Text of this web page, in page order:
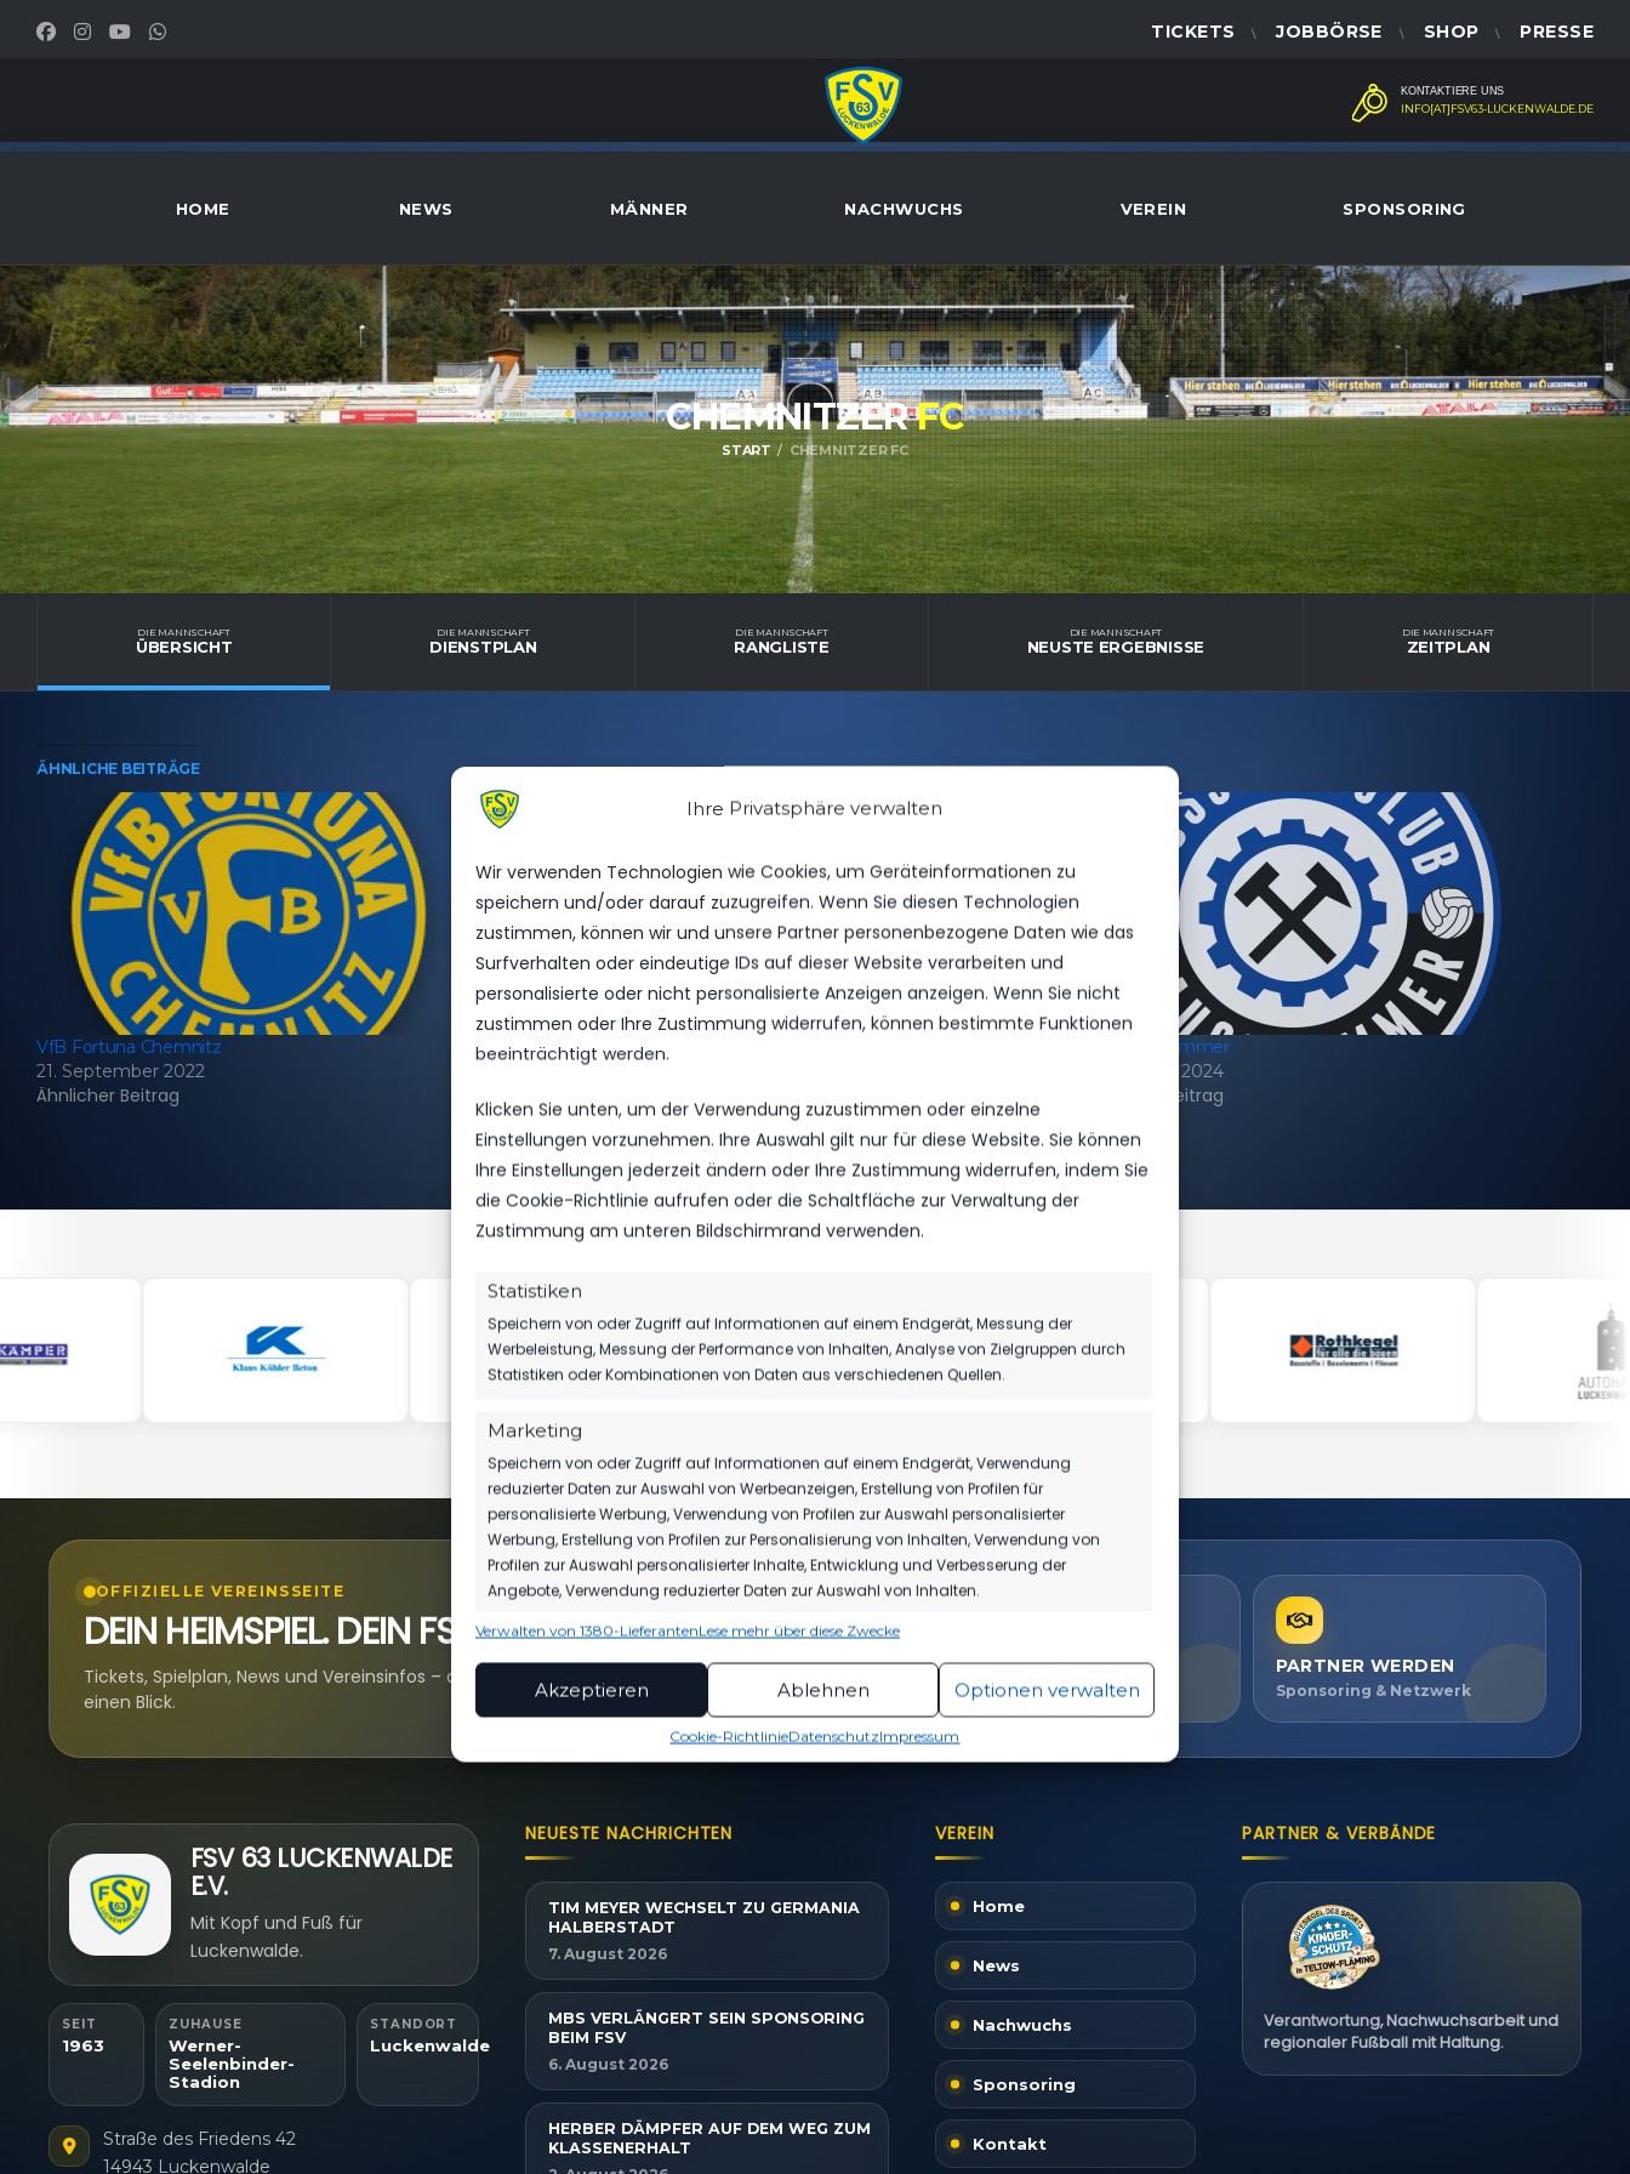
Ihre Privatsphäre verwalten
Wir verwenden Technologien wie Cookies, um Geräteinformationen zu
speichern und/oder darauf zuzugreifen. Wenn Sie diesen Technologien
zustimmen, können wir und unsere Partner personenbezogene Daten wie das
Surfverhalten oder eindeutige IDs auf dieser Website verarbeiten und
personalisierte oder nicht personalisierte Anzeigen anzeigen. Wenn Sie nicht
zustimmen oder Ihre Zustimmung widerrufen, können bestimmte Funktionen
beeinträchtigt werden.
Klicken Sie unten, um der Verwendung zuzustimmen oder einzelne
Einstellungen vorzunehmen. Ihre Auswahl gilt nur für diese Website. Sie können
Ihre Einstellungen jederzeit ändern oder Ihre Zustimmung widerrufen, indem Sie
die Cookie-Richtlinie aufrufen oder die Schaltfläche zur Verwaltung der
Zustimmung am unteren Bildschirmrand verwenden.
Statistiken
Speichern von oder Zugriff auf Informationen auf einem Endgerät, Messung der
Werbeleistung, Messung der Performance von Inhalten, Analyse von Zielgruppen durch
Statistiken oder Kombinationen von Daten aus verschiedenen Quellen.
Marketing
Speichern von oder Zugriff auf Informationen auf einem Endgerät, Verwendung
reduzierter Daten zur Auswahl von Werbeanzeigen, Erstellung von Profilen für
personalisierte Werbung, Verwendung von Profilen zur Auswahl personalisierter
Werbung, Erstellung von Profilen zur Personalisierung von Inhalten, Verwendung von
Profilen zur Auswahl personalisierter Inhalte, Entwicklung und Verbesserung der
Angebote, Verwendung reduzierter Daten zur Auswahl von Inhalten.
Funktionen
Abgleichung und Kombination von Daten aus unterschiedlichen Quellen,
Verknüpfung verschiedener Endgeräte, Identifikation von Endgeräten
anhand automatisch übermittelter Informationen.
Ihre Entscheidungen zum Datenschutz speichern und
übermitteln.
Verwalten von 1380-LieferantenLese mehr über diese Zwecke
Akzeptieren Ablehnen Optionen verwalten
Cookie-RichtlinieDatenschutzImpressum
TICKETS JOBBÖRSE SHOP PRESSE
KONTAKTIERE UNS
INFO[AT]FSV63-LUCKENWALDE.DE
HOME NEWS MÄNNER NACHWUCHS VEREIN SPONSORING
CHEMNITZERFC
START CHEMNITZER FC
DIE MANNSCHAFT
ÜBERSICHT
DIE MANNSCHAFT
DIENSTPLAN
DIE MANNSCHAFT
RANGLISTE
DIE MANNSCHAFT
NEUSTE ERGEBNISSE
DIE MANNSCHAFT
ZEITPLAN
ÄHNLICHE BEITRÄGE
VfB Fortuna Chemnitz
21. September 2022
Ähnlicher Beitrag
FC Erzgebirge Aue
21. September 2022
Ähnlicher Beitrag
FC Lauchhammer
17. Oktober 2024
Ähnlicher Beitrag
OFFIZIELLE VEREINSSEITE
DEIN HEIMSPIEL. DEIN FSV.
Tickets, Spielplan, News und Vereinsinfos – alles kompakt auf
einen Blick.
TICKETS
Eintrittspreise & Spieltag
SPIELPLAN
Nächste Partien ansehen
PARTNER WERDEN
Sponsoring & Netzwerk
FSV 63 LUCKENWALDE
E.V.
Mit Kopf und Fuß für
Luckenwalde.
SEIT
1963
ZUHAUSE
Werner-
Seelenbinder-
Stadion
STANDORT
Luckenwalde
Straße des Friedens 42
14943 Luckenwalde
NEUESTE NACHRICHTEN
TIM MEYER WECHSELT ZU GERMANIA
HALBERSTADT
7. August 2026
MBS VERLÄNGERT SEIN SPONSORING
BEIM FSV
6. August 2026
HERBER DÄMPFER AUF DEM WEG ZUM
KLASSENERHALT
VEREIN
Home
News
Nachwuchs
Sponsoring
Kontakt
PARTNER & VERBÄNDE
Verantwortung, Nachwuchsarbeit und
regionaler Fußball mit Haltung.